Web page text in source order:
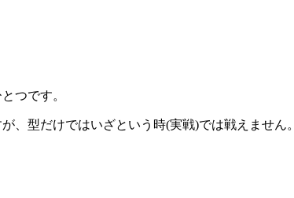
つです。
、型だけではいざという時(実戦)では戦えません。